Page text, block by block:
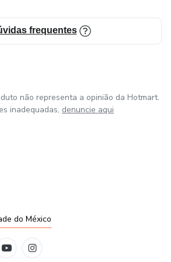
frequentes
não representa a opinião da Hotmart.
inadequadas, denuncie aqui
do México